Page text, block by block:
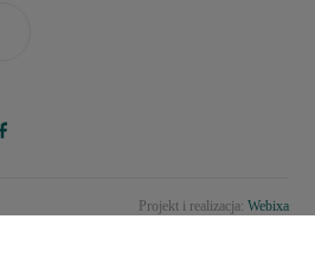
Projekt i realizacja: Webixa